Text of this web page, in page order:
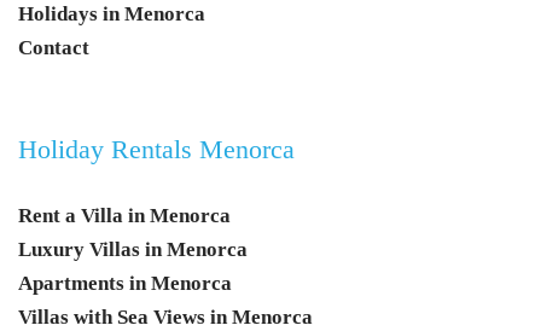
Holidays in Menorca
Contact
Holiday Rentals Menorca
Rent a Villa in Menorca
Luxury Villas in Menorca
Apartments in Menorca
Villas with Sea Views in Menorca